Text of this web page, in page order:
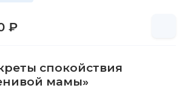
₽
спокойствия
мамы»